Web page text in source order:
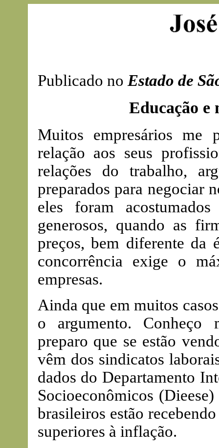
Publicado no Estado de
Educação e
Muitos empresários me
relação aos seus
relações do trabalho,
preparados para negociar
eles foram
generosos, quando as
preços, bem diferente da
concorrência exige o
empresas.
Ainda que em muitos
o argumento. Conheço
preparo que se estão
vêm dos sindicatos
dados do Departamento
Socioeconômicos
brasileiros estão
superiores à inflação.